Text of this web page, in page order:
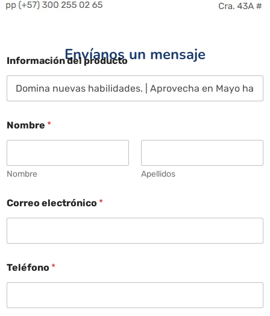
Envíanos un mensaje
Información del producto
Nombre *
Nombre Apellidos
Correo electrónico *
Teléfono *